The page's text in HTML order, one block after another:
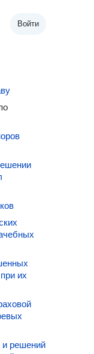
Войти
их
и решений